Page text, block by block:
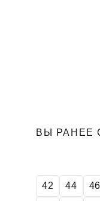
ВЫ РАНЕЕ
42 44 46